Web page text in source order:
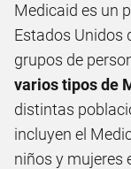
Medicaid es un
Estados Unidos
grupos de
varios tipos de
distintas
incluyen el
niños y mujeres